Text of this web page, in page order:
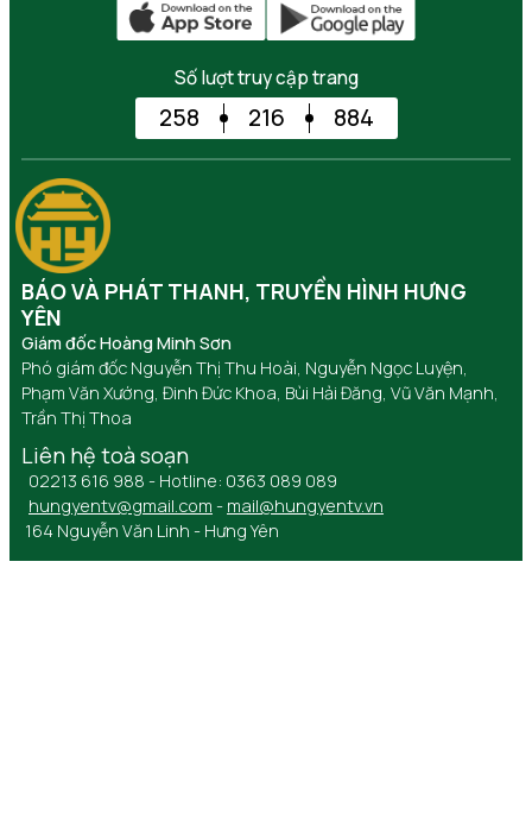
Số lượt truy cập trang
258 216 884
BÁO VÀ PHÁT THANH, TRUYỀN HÌNH HƯNG
YÊN
Giám đốc Hoàng Minh Sơn
Phó giám đốc Nguyễn Thị Thu Hoài, Nguyễn Ngọc Luyện,
Phạm Văn Xướng, Đinh Đức Khoa, Bùi Hải Đăng, Vũ Văn Mạnh,
Trần Thị Thoa
Liên hệ toà soạn
02213 616 988 - Hotline: 0363 089 089
hungyentv@gmail.com - mail@hungyentv.vn
164 Nguyễn Văn Linh - Hưng Yên